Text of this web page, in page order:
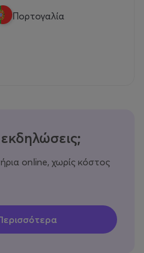
Πορτογαλία
online, χωρίς κόστος